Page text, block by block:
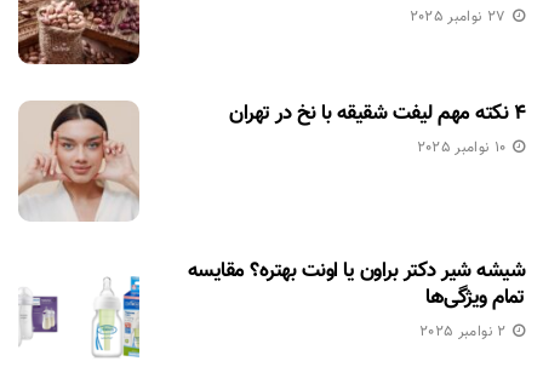
27 نوامبر 2025
۴ نکته مهم لیفت شقیقه با نخ در تهران
10 نوامبر 2025
شیشه شیر دکتر براون یا اونت بهتره؟ مقایسه
تمام ویژگی‌ها
2 نوامبر 2025